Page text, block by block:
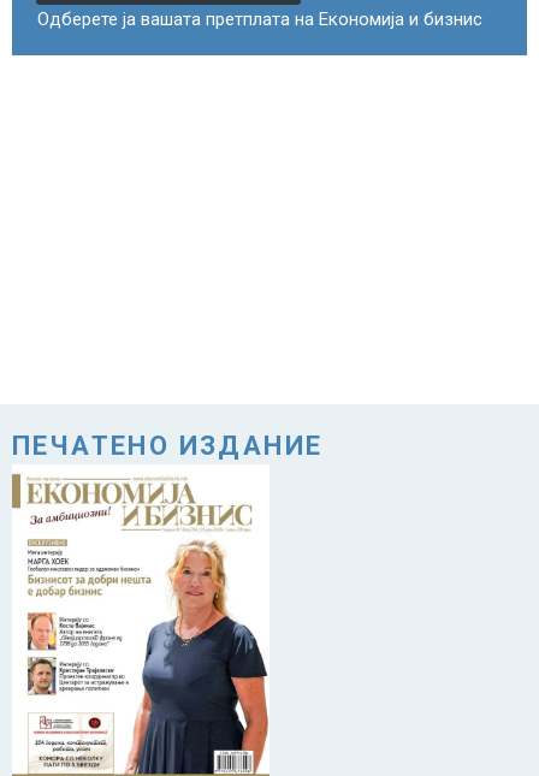
Одберете ја вашата претплата на Економија и бизнис
ПЕЧАТЕНО ИЗДАНИЕ